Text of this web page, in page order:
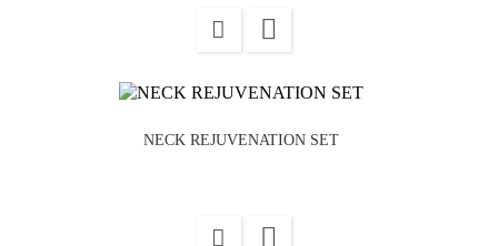

NECK REJUVENATION SET
